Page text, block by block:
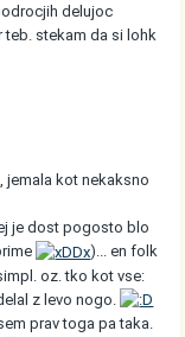
delujoc
teb. stekam da si lohk
jemala kot nekaksno
je dost pogosto blo
)... en folk
oz. tko kot vse:
z levo nogo.
prav toga pa taka.